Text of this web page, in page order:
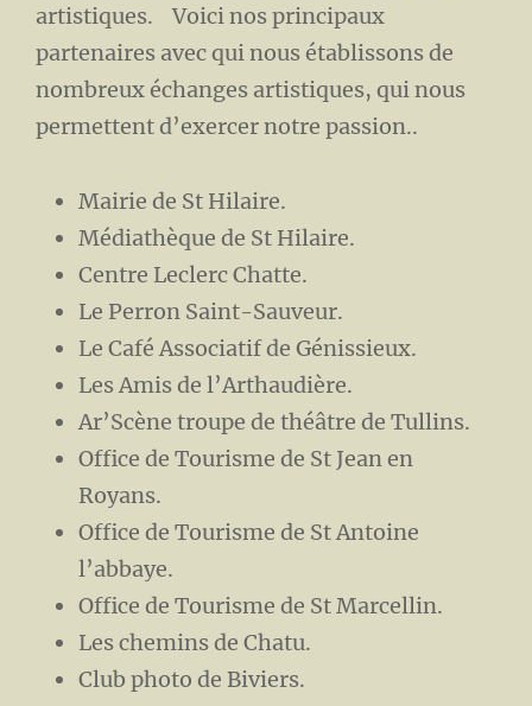
artistiques. Voici nos principaux
partenaires avec qui nous établissons de
nombreux échanges artistiques, qui nous
permettent d’exercer notre passion..
Mairie de St Hilaire.
Médiathèque de St Hilaire.
Centre Leclerc Chatte.
Le Perron Saint-Sauveur.
Le Café Associatif de Génissieux.
Les Amis de l’Arthaudière.
Ar’Scène troupe de théâtre de Tullins.
Office de Tourisme de St Jean en
Royans.
Office de Tourisme de St Antoine
l’abbaye.
Office de Tourisme de St Marcellin.
Les chemins de Chatu.
Club photo de Biviers.